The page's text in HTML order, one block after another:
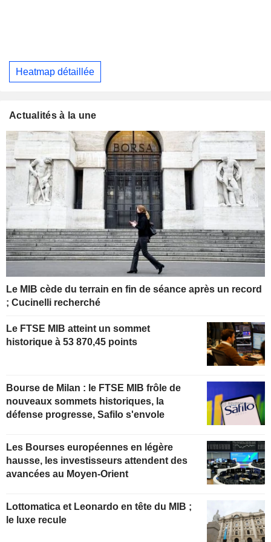
Heatmap détaillée
Actualités à la une
Le MIB cède du terrain en fin de séance après un record
; Cucinelli recherché
Le FTSE MIB atteint un sommet
historique à 53 870,45 points
Bourse de Milan : le FTSE MIB frôle de
nouveaux sommets historiques, la
défense progresse, Safilo s'envole
Les Bourses européennes en légère
hausse, les investisseurs attendent des
avancées au Moyen-Orient
Lottomatica et Leonardo en tête du MIB ;
le luxe recule